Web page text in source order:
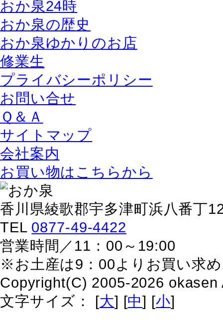
おか泉24時
おか泉の歴史
おか泉ゆかりのお店
修業生
プライバシーポリシー
お問い合せ
Ｑ＆Ａ
サイトマップ
会社案内
お買い物はこちらから
香川県綾歌郡宇多津町浜八番丁
TEL 0877-49-4422
営業時間／11：00～19:00
※お土産は9：00よりお買い求
Copyright(C) 2005-2026
文字サイズ：
[大] [中] [小]